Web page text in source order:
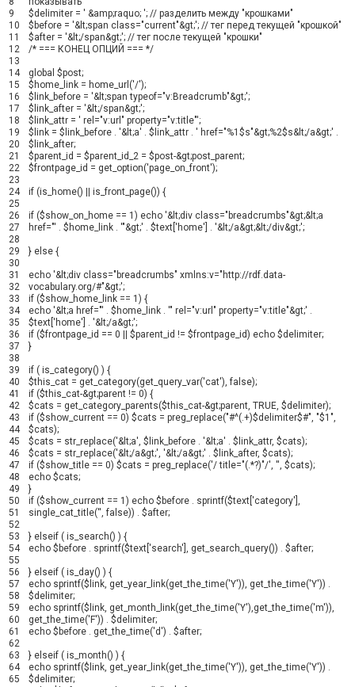
9
10
11
12
13
14
15
16
17
18
19
20
21
22
23
24
25
26
27
28
29
30
31
32
33
34
35
36
37
38
39
40
41
42
43
44
45
46
47
48
49
50
51
52
53
54
55
56
57
58
59
60
61
62
63
64
65
$delimiter = ' &amp;raquo; '; // разделить между "крошками"
$before = '&lt;span class="current"&gt;'; // тег перед текущей "крошкой"
$after = '&lt;/span&gt;'; // тег после текущей "крошки"
/* === КОНЕЦ ОПЦИЙ === */
global $post;
$home_link = home_url ('/');
$link_before = '&lt;span typeof="v:Breadcrumb"&gt;';
$link_after = '&lt;/span&gt;';
$link_attr = ' rel="v:url" property="v:title"';
$link = $link_before '&lt;a' $link_attr ' href="%1$s"&gt;%2$s&lt;/a&gt;'
$link_after;
$parent_id = $parent_id_2 = $post-&gt;post_parent;
$frontpage_id = get_option('page_on_front');
if (is_home() || is_front_page()) {
if ($show_on_home == 1 ) echo '&lt;div class="breadcrumbs"&gt;&lt;a
href="'
$home_link '"&gt;' $text 'home' '&lt;/a&gt;&lt;/div&gt;';
} else {
echo '&lt;div class="breadcrumbs" xmlns:v="http://rdf.data-
vocabulary.org/#"&gt;';
if ($show_home_link == 1 ) {
echo '&lt;a href="' $home_link '" rel="v:url" property="v:title"&gt;'
$text 'home' '&lt;/a&gt;';
if ($frontpage_id == 0 || $parent_id != $frontpage_id) echo $delimiter;
}
if ( is_category() ) {
$this_cat = get_category(get_query_var('cat') false);
if ($this_cat-&gt;parent != 0) {
$cats = get_category_parents($this_cat-&gt;parent TRUE $delimiter);
if ($show_current == 0) $cats = preg_replace("#^(.+)$delimiter$#" "$1"
$cats);
$cats = str_replace('&lt;a' $link_before '&lt;a' $link_attr, $cats);
$cats = str_replace('&lt;/a&gt;' '&lt;/a&gt;' $link_after, $cats);
if ($show_title == 0) $cats = preg_replace('/ title="(.*?)"/' '' $cats);
echo $cats;
}
if ($show_current == 1 ) echo $before sprintf($text 'category'
single_cat_title('' false)) $after;
} elseif ( is_search() ) {
echo $before sprintf($text 'search' get_search_query()) $after;
} elseif ( is_day() ) {
echo sprintf($link get_year_link(get_the_time('Y')) get_the_time('Y'))
$delimiter;
echo sprintf($link get_month_link(get_the_time('Y') get_the_time('m'))
get_the_time('F')) $delimiter;
echo $before get_the_time('d') $after;
} elseif ( is_month() ) {
echo sprintf($link get_year_link(get_the_time('Y')) get_the_time('Y'))
$delimiter;